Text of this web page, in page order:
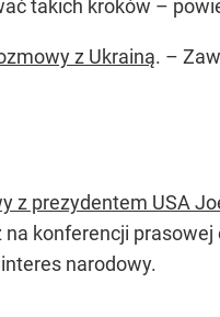
takich kroków –
z Ukrainą. –
z prezydentem USA
konferencji prasowej
narodowy.